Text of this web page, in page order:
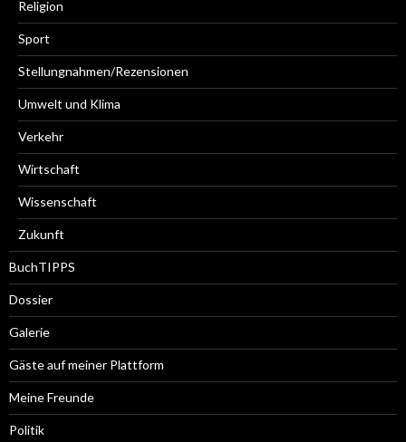
Religion
Sport
Stellungnahmen/Rezensionen
Umwelt und Klima
Verkehr
Wirtschaft
Wissenschaft
Zukunft
BuchTIPPS
Dossier
Galerie
Gäste auf meiner Plattform
Meine Freunde
Politik